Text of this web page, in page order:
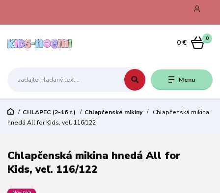
Menu
0
0 €
CHLAPEC (2-16 r.) Chlapčenské mikiny
Chlapčenská mikina
hnedá All for Kids, veľ. 116/122
Chlapčenská mikina hnedá All for
Kids, veľ. 116/122